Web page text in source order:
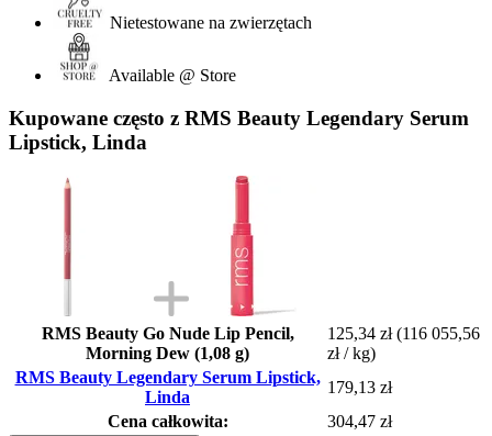
Nietestowane na zwierzętach
Available @ Store
Kupowane często z RMS Beauty Legendary Serum
Lipstick, Linda
RMS Beauty Go Nude Lip Pencil,
Morning Dew (1,08 g)
125,34 zł (116 055,56
zł / kg)
RMS Beauty Legendary Serum Lipstick,
Linda
179,13 zł
Cena całkowita:
304,47 zł